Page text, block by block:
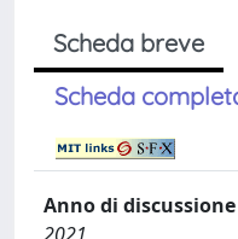
Scheda breve
Scheda
Anno di discussione